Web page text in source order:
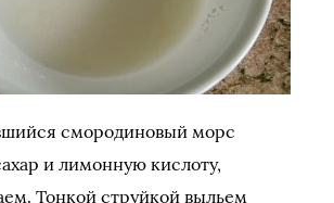
смородиновый морс
и лимонную кислоту,
Тонкой струйкой выльем